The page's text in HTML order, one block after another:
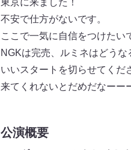
東京に来ました！
不安で仕方がないです。
ここで一気に自信をつけたい
NGKは完売、ルミネはどうな
いいスタートを切らせてくだ
来てくれないとだめだなーー
公演概要